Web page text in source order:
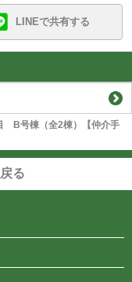
LINEで共有する
B号棟（全2棟）【仲介手
る